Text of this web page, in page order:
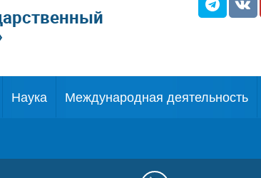
Наука Международная деятельность